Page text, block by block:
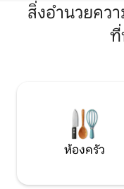
สิ่งอำนวยคว
ที่
ห้องครัว